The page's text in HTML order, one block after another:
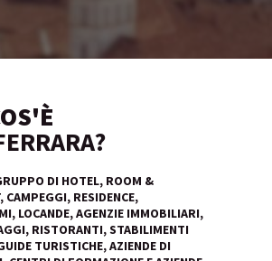
DI HOTEL, ROOM &
CAMPEGGI, RESIDENCE,
LOCANDE, AGENZIE IMMOBILIARI,
RISTORANTI, STABILIMENTI
TURISTICHE, AZIENDE DI